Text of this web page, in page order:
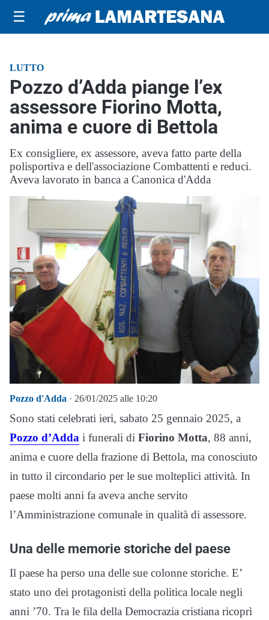
☰
LUTTO
Pozzo d’Adda piange l’ex
assessore Fiorino Motta,
anima e cuore di Bettola
Ex consigliere, ex assessore, aveva fatto parte della
polisportiva e dell'associazione Combattenti e reduci.
Aveva lavorato in banca a Canonica d'Adda
Pozzo d'Adda · 26/01/2025 alle 10:20
Sono stati celebrati ieri, sabato 25 gennaio 2025, a
Pozzo d’Adda i funerali di Fiorino Motta, 88 anni,
anima e cuore della frazione di Bettola, ma conosciuto
in tutto il circondario per le sue molteplici attività. In
paese molti anni fa aveva anche servito
l’Amministrazione comunale in qualità di assessore.
Una delle memorie storiche del paese
Il paese ha perso una delle sue colonne storiche. E’
stato uno dei protagonisti della politica locale negli
anni ’70. Tra le fila della Democrazia cristiana ricoprì